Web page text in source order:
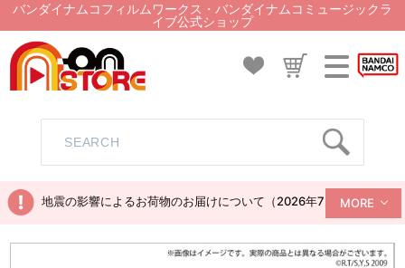
バンダイナムコフィルムワークス・バンダイナムコミュージックラ
イブ公式ショップ
地震の影響によるお荷物のお届けについて（2026年7月28日現在）
MORE